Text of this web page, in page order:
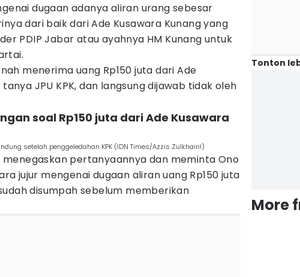
dugaan adanya aliran urang sebesar
dari baik dari Ade Kusawara Kunang yang
PDIP Jabar atau ayahnya HM Kunang untuk
menerima uang Rp150 juta dari Ade
JPU KPK, dan langsung dijawab tidak oleh
soal Rp150 juta dari Ade Kusawara
setelah penggeledahan KPK (IDN Times/Azzis Zulkhairil)
menegaskan pertanyaannya dan meminta Ono
jujur mengenai dugaan aliran uang Rp150 juta
disumpah sebelum memberikan
Tonton
More